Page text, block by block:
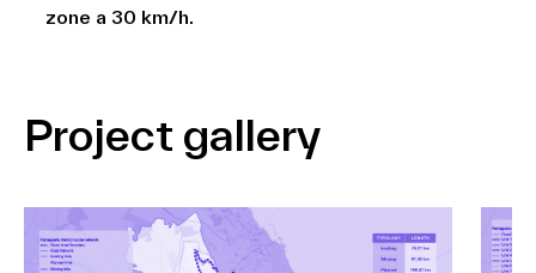
zone a 30 km/h.
Project gallery